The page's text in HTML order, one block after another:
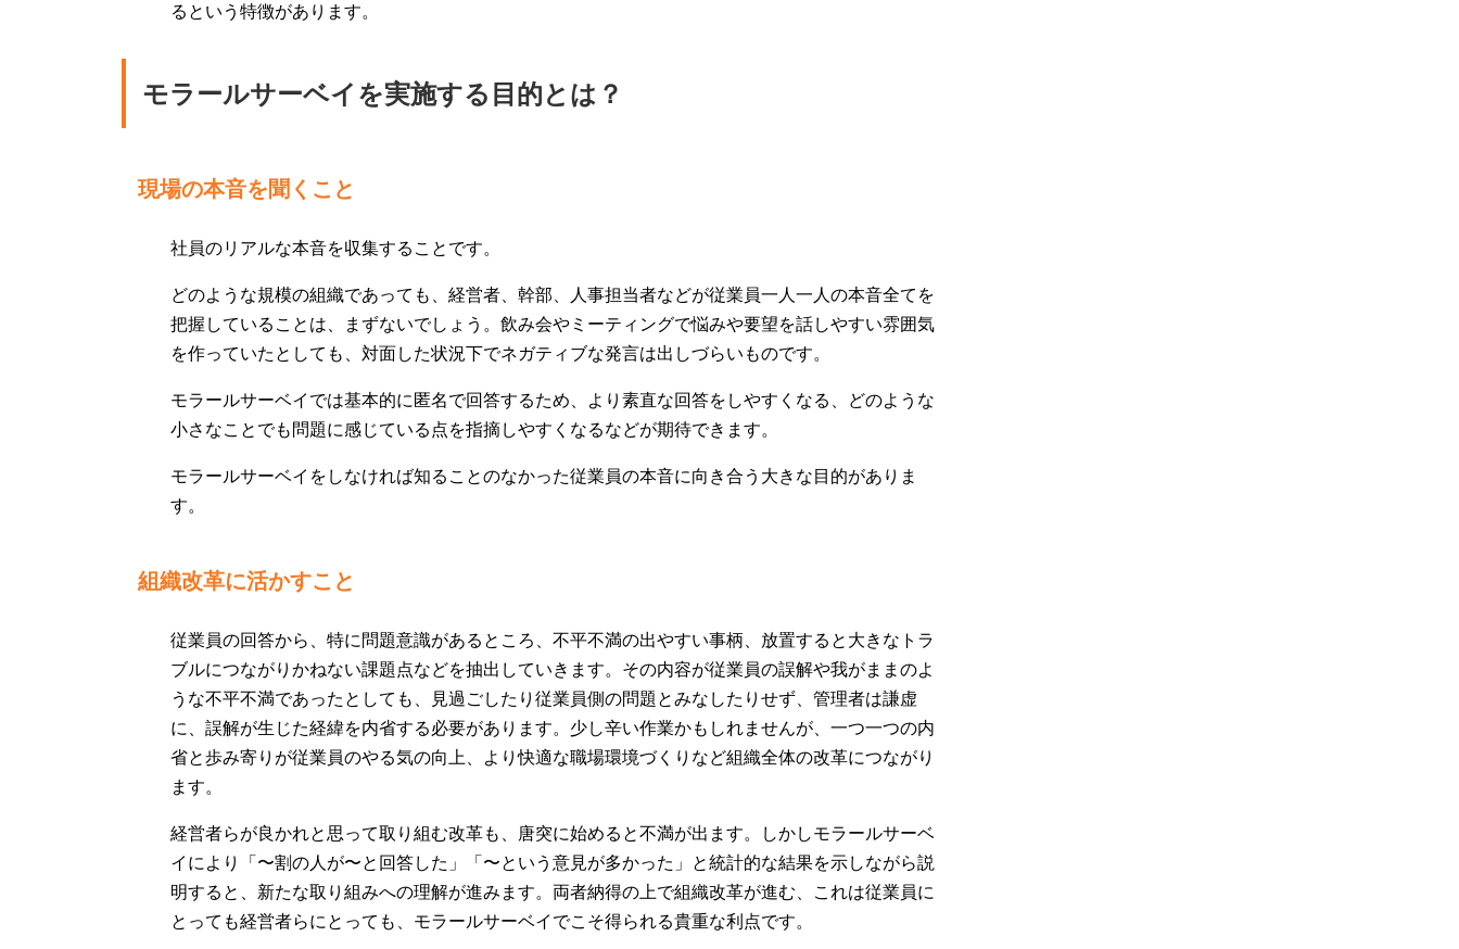
るという特徴があります。
モラールサーベイを実施する目的とは？
現場の本音を聞くこと
社員のリアルな本音を収集することです。
どのような規模の組織であっても、経営者、幹部、人事担当者などが従業員一人一人の本音全てを
把握していることは、まずないでしょう。飲み会やミーティングで悩みや要望を話しやすい雰囲気
を作っていたとしても、対面した状況下でネガティブな発言は出しづらいものです。
モラールサーベイでは基本的に匿名で回答するため、より素直な回答をしやすくなる、どのような
小さなことでも問題に感じている点を指摘しやすくなるなどが期待できます。
モラールサーベイをしなければ知ることのなかった従業員の本音に向き合う大きな目的がありま
す。
組織改革に活かすこと
従業員の回答から、特に問題意識があるところ、不平不満の出やすい事柄、放置すると大きなトラ
ブルにつながりかねない課題点などを抽出していきます。その内容が従業員の誤解や我がままのよ
うな不平不満であったとしても、見過ごしたり従業員側の問題とみなしたりせず、管理者は謙虚
に、誤解が生じた経緯を内省する必要があります。少し辛い作業かもしれませんが、一つ一つの内
省と歩み寄りが従業員のやる気の向上、より快適な職場環境づくりなど組織全体の改革につながり
ます。
経営者らが良かれと思って取り組む改革も、唐突に始めると不満が出ます。しかしモラールサーベ
イにより「〜割の人が〜と回答した」「〜という意見が多かった」と統計的な結果を示しながら説
明すると、新たな取り組みへの理解が進みます。両者納得の上で組織改革が進む、これは従業員に
とっても経営者らにとっても、モラールサーベイでこそ得られる貴重な利点です。